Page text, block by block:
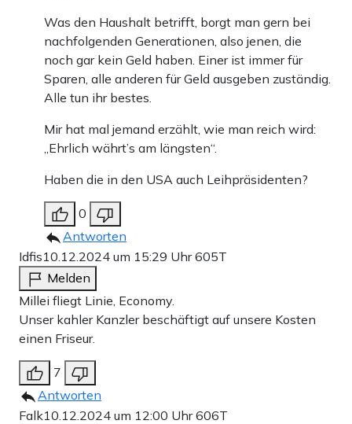
Was den Haushalt betrifft, borgt man gern bei
nachfolgenden Generationen, also jenen, die
noch gar kein Geld haben. Einer ist immer für
Sparen, alle anderen für Geld ausgeben zuständig.
Alle tun ihr bestes.
Mir hat mal jemand erzählt, wie man reich wird:
„Ehrlich währt’s am längsten“.
Haben die in den USA auch Leihpräsidenten?
0
Antworten
Idfis10.12.2024 um 15:29 Uhr605T
Melden
Millei fliegt Linie, Economy.
Unser kahler Kanzler beschäftigt auf unsere Kosten
einen Friseur.
7
Antworten
Falk10.12.2024 um 12:00 Uhr606T